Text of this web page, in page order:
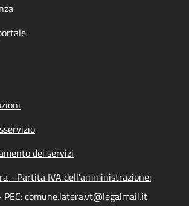
dei servizi
- Partita IVA dell'amministrazione:
comune.latera.vt@legalmail.it